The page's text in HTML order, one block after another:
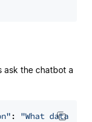
ask the chatbot a
: "What data